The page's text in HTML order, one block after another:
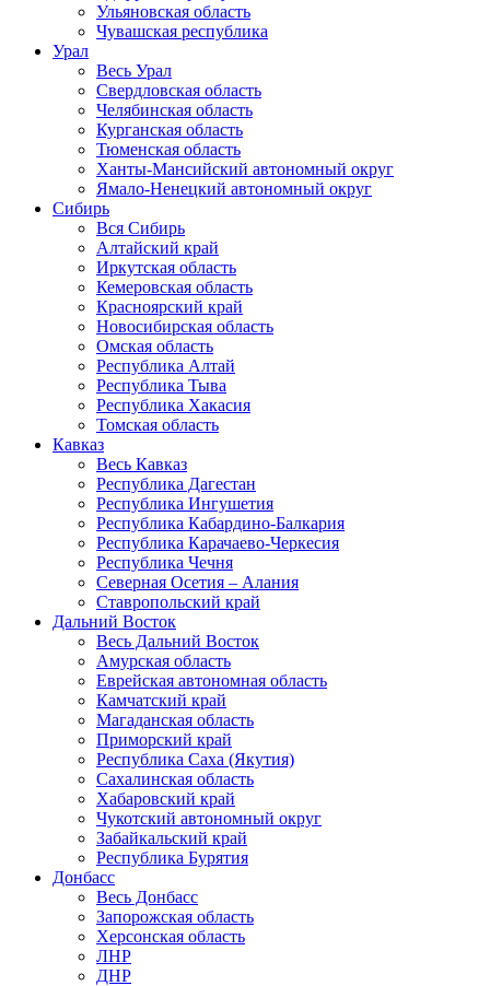
Ульяновская область
Чувашская республика
Урал
Весь Урал
Свердловская область
Челябинская область
Курганская область
Тюменская область
Ханты-Мансийский автономный округ
Ямало-Ненецкий автономный округ
Сибирь
Вся Сибирь
Алтайский край
Иркутская область
Кемеровская область
Красноярский край
Новосибирская область
Омская область
Республика Алтай
Республика Тыва
Республика Хакасия
Томская область
Кавказ
Весь Кавказ
Республика Дагестан
Республика Ингушетия
Республика Кабардино-Балкария
Республика Карачаево-Черкесия
Республика Чечня
Северная Осетия – Алания
Ставропольский край
Дальний Восток
Весь Дальний Восток
Амурская область
Еврейская автономная область
Камчатский край
Магаданская область
Приморский край
Республика Саха (Якутия)
Сахалинская область
Хабаровский край
Чукотский автономный округ
Забайкальский край
Республика Бурятия
Донбасс
Весь Донбасс
Запорожская область
Херсонская область
ЛНР
ДНР